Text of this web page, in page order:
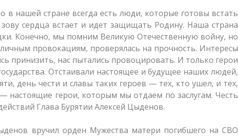
в нашей стране всегда есть люди, которые готовы встать
сердца встает и идет защищать Родину. Наша страна
Конечно, мы помним Великую Отечественную войну, но
провокациям, проверялась на прочность. Интересы
принизить, нас пытались провоцировать. И только герои
Отстаивали настоящее и будущее наших людей,
день чести и славы таких героев — тех, кто ушел, и тех,
настоящие герои, которым мы отдаем по заслугам. Честь
Глава Бурятии Алексей Цыденов.
вручил орден Мужества матери погибшего на СВО